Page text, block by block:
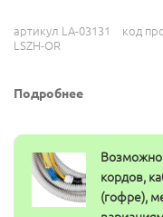
артикул LA-03131
код
LSZH-OR
Подробнее
Возможно
кордов,
(гофре),